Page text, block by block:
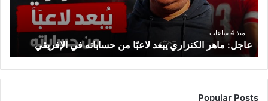
حساباته
في
الإفريقي
منذ 4 ساعات
عاجل: ماهر الكنزاري يبعد لاعبًا من حساباته في الإفريقي
Popular Posts